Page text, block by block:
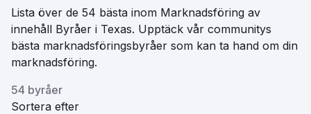
Lista över de 54 bästa inom Marknadsföring av
innehåll Byråer i Texas. Upptäck vår communitys
bästa marknadsföringsbyråer som kan ta hand om din
marknadsföring.
54 byråer
Sortera efter